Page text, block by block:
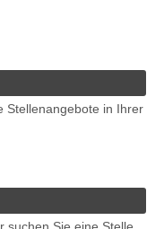
Stellenangebote in Ihrer